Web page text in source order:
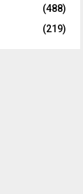
(488)
(219)